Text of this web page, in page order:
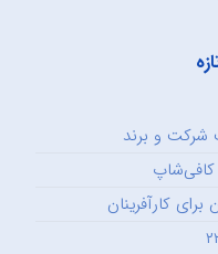
شرکت و برند
کارآفرینان